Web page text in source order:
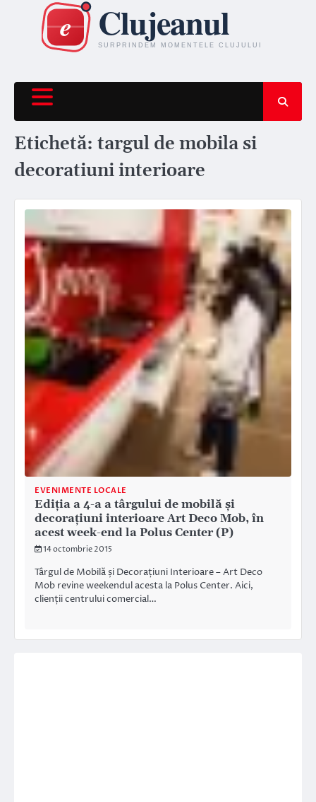
content
Etichetă: targul de mobila si
decoratiuni interioare
EVENIMENTE LOCALE
Ediția a 4-a a târgului de mobilă și
decorațiuni interioare Art Deco Mob, în
acest week-end la Polus Center (P)
14 octombrie 2015
Târgul de Mobilă și Decorațiuni Interioare – Art Deco
Mob revine weekendul acesta la Polus Center. Aici,
clienții centrului comercial…